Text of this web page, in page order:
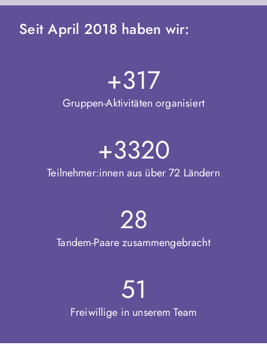
Seit April 2018 haben wir:
+317
Gruppen-Aktivitäten organisiert
+3320
Teilnehmer:innen aus über 72 Ländern
28
Tandem-Paare zusammengebracht
51
Freiwillige in unserem Team